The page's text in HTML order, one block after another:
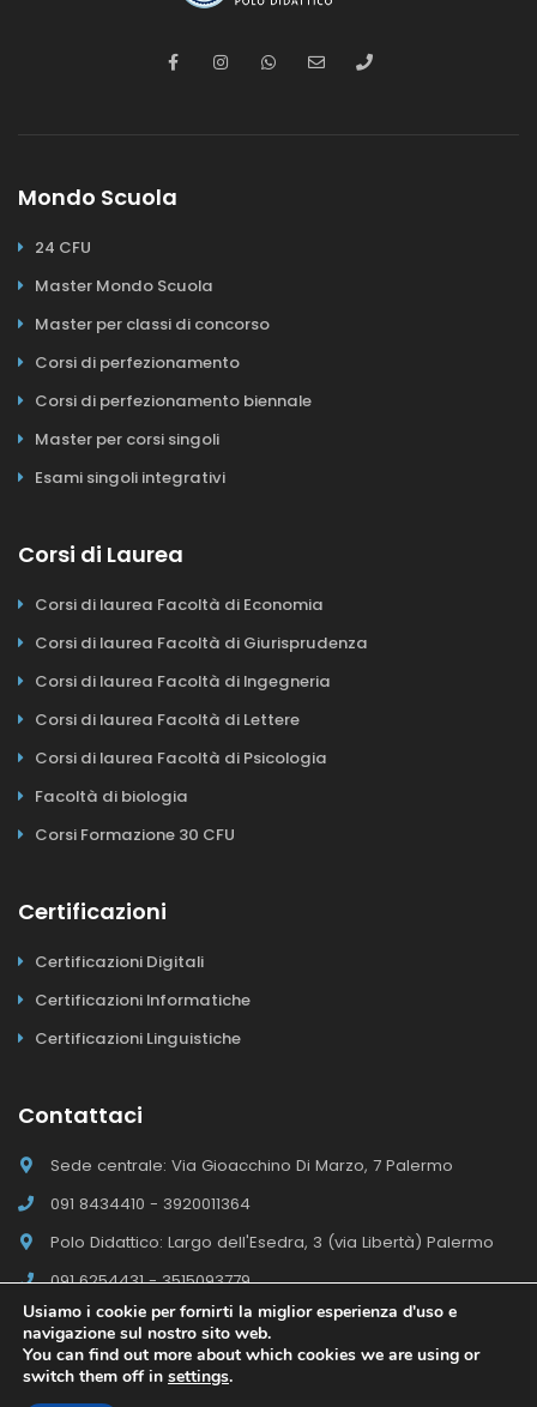
Mondo Scuola
24 CFU
Master Mondo Scuola
Master per classi di concorso
Corsi di perfezionamento
Corsi di perfezionamento biennale
Master per corsi singoli
Esami singoli integrativi
Corsi di Laurea
Corsi di laurea Facoltà di Economia
Corsi di laurea Facoltà di Giurisprudenza
Corsi di laurea Facoltà di Ingegneria
Corsi di laurea Facoltà di Lettere
Corsi di laurea Facoltà di Psicologia
Facoltà di biologia
Corsi Formazione 30 CFU
Certificazioni
Certificazioni Digitali
Certificazioni Informatiche
Certificazioni Linguistiche
Contattaci
Sede centrale: Via Gioacchino Di Marzo, 7 Palermo
091 8434410 - 3920011364
Polo Didattico: Largo dell'Esedra, 3 (via Libertà) Palermo
091 6254431 - 3515093779
Il Polo E-campus Academy © 2026 - Tutti i diritti riservati
Usiamo i cookie per fornirti la miglior esperienza d'uso e
navigazione sul nostro sito web.
You can find out more about which cookies we are using or
switch them off in settings.